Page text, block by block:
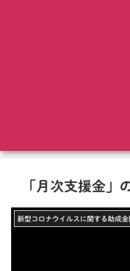
「月次支援金」
新型コロナウイルスに関する助成金